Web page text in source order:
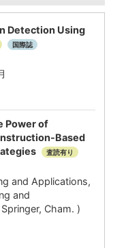
Detection Using
国際誌
Power of
Based
査読有り
and Applications,
and
Cham. )